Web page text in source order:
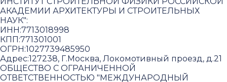
АКАДЕМИИ АРХИТЕКТУРЫ И СТРОИТЕЛЬНЫХ
НАУК":
ИНН:7713018998
КПП:771301001
ОГРН:1027739485950
Адрес:127238, Г.Москва, Локомотивный проезд, д.21
ОБЩЕСТВО С ОГРАНИЧЕННОЙ
ОТВЕТСТВЕННОСТЬЮ "МЕЖДУНАРОДНЫЙ